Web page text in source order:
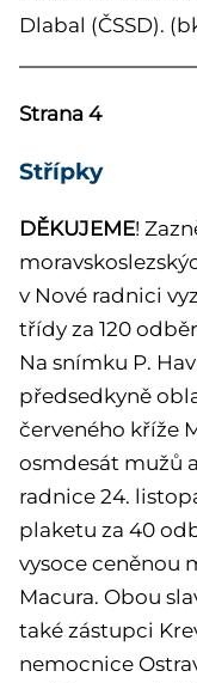
Dlabal (ČSSD).
Strana 4
Střípky
DĚKUJEME!
v Nové radnici
třídy za 120
Na snímku P.
předsedkyně
červeného kříže
osmdesát mužů
radnice 24.
plaketu za 40
vysoce ceněnou
Macura. Obou
také zástupci
nemocnice